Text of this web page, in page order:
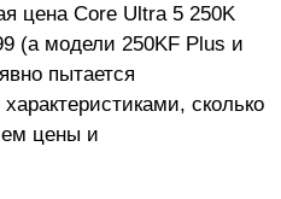
цена Core Ultra 5 250K
(а модели 250KF Plus и
пытается
сколько
цены и